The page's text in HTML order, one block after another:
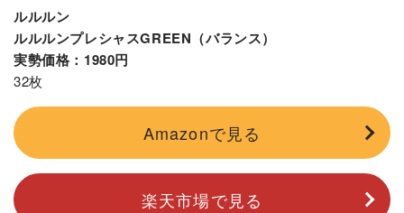
ルルルン
ルルルンプレシャスGREEN（バランス）
実勢価格：1980円
32枚
Amazonで見る
楽天市場で見る